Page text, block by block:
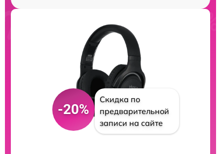
-20%
Скидка по
предварительной
записи на сайте